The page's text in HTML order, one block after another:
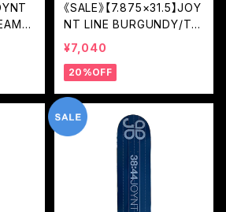
《SALE》【7.875×31.5】JOY
NT LINE BURGUNDY/TE
AM [JOL2]
¥7,040
20%OFF